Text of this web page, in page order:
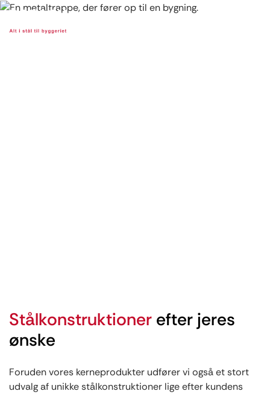
Stålkonstruktioner efter jeres
ønske
Foruden vores kerneprodukter udfører vi også et stort
udvalg af unikke stålkonstruktioner lige efter kundens